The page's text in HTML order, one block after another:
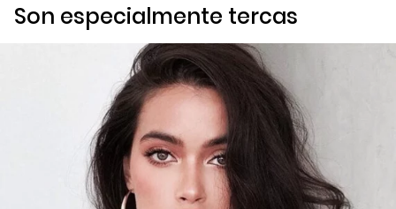
Son especialmente tercas